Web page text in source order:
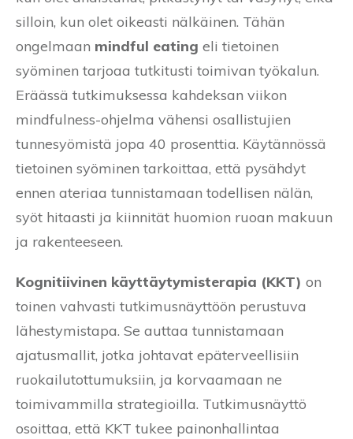
silloin, kun olet oikeasti nälkäinen. Tähän
ongelmaan mindful eating eli tietoinen
syöminen tarjoaa tutkitusti toimivan työkalun.
Eräässä tutkimuksessa kahdeksan viikon
mindfulness-ohjelma vähensi osallistujien
tunnesyömistä jopa 40 prosenttia. Käytännössä
tietoinen syöminen tarkoittaa, että pysähdyt
ennen ateriaa tunnistamaan todellisen nälän,
syöt hitaasti ja kiinnität huomion ruoan makuun
ja rakenteeseen.
Kognitiivinen käyttäytymisterapia (KKT) on
toinen vahvasti tutkimusnäyttöön perustuva
lähestymistapa. Se auttaa tunnistamaan
ajatusmallit, jotka johtavat epäterveellisiin
ruokailutottumuksiin, ja korvaamaan ne
toimivammilla strategioilla. Tutkimusnäyttö
osoittaa, että KKT tukee painonhallintaa